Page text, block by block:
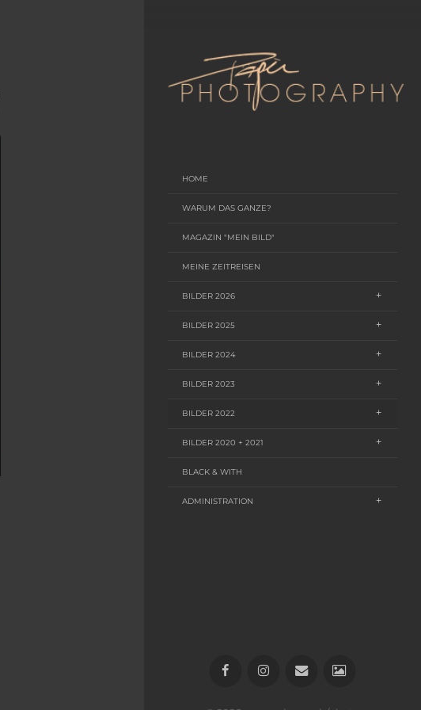
HOME
WARUM DAS GANZE?
MAGAZIN "MEIN BILD"
MEINE ZEITREISEN
BILDER 2026
BILDER 2025
BILDER 2024
BILDER 2023
BILDER 2022
BILDER 2020 + 2021
BLACK & WITH
ADMINISTRATION